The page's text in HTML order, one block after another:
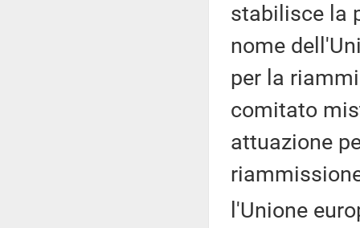
stabilisce la
nome
per la
comitato
attuazione
l'Unione